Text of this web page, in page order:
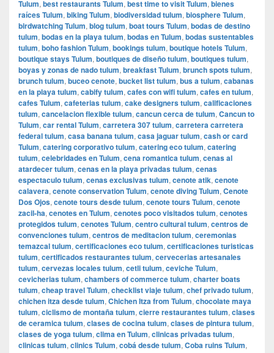
Tulum, best restaurants Tulum, best time to visit Tulum, bienes
raíces Tulum, biking Tulum, biodiversidad tulum, biosphere Tulum,
birdwatching Tulum, blog tulum, boat tours Tulum, bodas de destino
tulum, bodas en la playa tulum, bodas en Tulum, bodas sustentables
tulum, boho fashion Tulum, bookings tulum, boutique hotels Tulum,
boutique stays Tulum, boutiques de diseño tulum, boutiques tulum,
boyas y zonas de nado tulum, breakfast Tulum, brunch spots tulum,
brunch tulum, buceo cenote, bucket list tulum, bus a tulum, cabanas
en la playa tulum, cabify tulum, cafes con wifi tulum, cafes en tulum,
cafes Tulum, cafeterias tulum, cake designers tulum, calificaciones
tulum, cancelacion flexible tulum, cancun cerca de tulum, Cancun to
Tulum, car rental Tulum, carretera 307 tulum, carretera carretera
federal tulum, casa banana tulum, casa jaguar tulum, cash or card
Tulum, catering corporativo tulum, catering eco tulum, catering
tulum, celebridades en Tulum, cena romantica tulum, cenas al
atardecer tulum, cenas en la playa privadas tulum, cenas
espectaculo tulum, cenas exclusivas tulum, cenote atik, cenote
calavera, cenote conservation Tulum, cenote diving Tulum, Cenote
Dos Ojos, cenote tours desde tulum, cenote tours Tulum, cenote
zacil-ha, cenotes en Tulum, cenotes poco visitados tulum, cenotes
protegidos tulum, cenotes Tulum, centro cultural tulum, centros de
convenciones tulum, centros de meditacion tulum, ceremonias
temazcal tulum, certificaciones eco tulum, certificaciones turisticas
tulum, certificados restaurantes tulum, cervecerias artesanales
tulum, cervezas locales tulum, cetli tulum, ceviche Tulum,
cevicherias tulum, chambers of commerce tulum, charter boats
tulum, cheap travel Tulum, checklist viaje tulum, chef privado tulum,
chichen itza desde tulum, Chichen Itza from Tulum, chocolate maya
tulum, ciclismo de montaña tulum, cierre restaurantes tulum, clases
de ceramica tulum, clases de cocina tulum, clases de pintura tulum,
clases de yoga tulum, clima en Tulum, clinicas privadas tulum,
clinicas tulum, clinics Tulum, cobá desde tulum, Coba ruins Tulum,